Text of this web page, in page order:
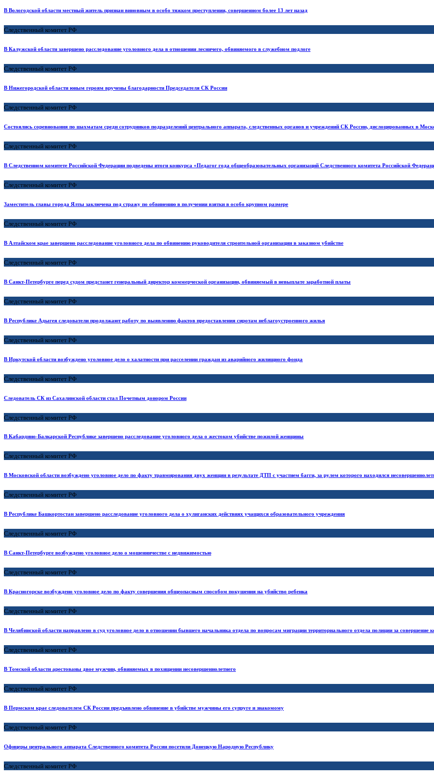
В Вологодской области местный житель признан виновным в особо тяжком преступлении, совершенном более 13 лет назад
Следственный комитет РФ
В Калужской области завершено расследование уголовного дела в отношении лесничего, обвиняемого в служебном подлоге
Следственный комитет РФ
В Нижегородской области юным героям вручены благодарности Председателя СК России
Следственный комитет РФ
Состоялись соревнования по шахматам среди сотрудников подразделений центрального аппарата, следственных органов и учреждений СК России, дислоцированных в
Следственный комитет РФ
В Следственном комитете Российской Федерации подведены итоги конкурса «Педагог года общеобразовательных организаций Следственного комитета Российской
Следственный комитет РФ
Заместитель главы города Ялты заключена под стражу по обвинению в получении взятки в особо крупном размере
Следственный комитет РФ
В Алтайском крае завершено расследование уголовного дела по обвинению руководителя строительной организации в заказном убийстве
Следственный комитет РФ
В Санкт-Петербурге перед судом предстанет генеральный директор коммерческой организации, обвиняемый в невыплате заработной платы
Следственный комитет РФ
В Республике Адыгея следователи продолжают работу по выявлению фактов предоставления сиротам неблагоустроенного жилья
Следственный комитет РФ
В Иркутской области возбуждено уголовное дело о халатности при расселении граждан из аварийного жилищного фонда
Следственный комитет РФ
Следователь СК из Сахалинской области стал Почетным донором России
Следственный комитет РФ
В Кабардино-Балкарской Республике завершено расследование уголовного дела о жестоком убийстве пожилой женщины
Следственный комитет РФ
В Московской области возбуждено уголовное дело по факту травмирования двух женщин в результате ДТП с участием багги, за рулем которого находился
Следственный комитет РФ
В Республике Башкортостан завершено расследование уголовного дела о хулиганских действиях учащихся образовательного учреждения
Следственный комитет РФ
В Санкт-Петербурге возбуждено уголовное дело о мошенничестве с недвижимостью
Следственный комитет РФ
В Красногорске возбуждено уголовное дело по факту совершения общеопасным способом покушения на убийство ребенка
Следственный комитет РФ
В Челябинской области направлено в суд уголовное дело в отношении бывшего начальника отдела по вопросам миграции территориального отдела полиции за совершение
Следственный комитет РФ
В Томской области арестованы двое мужчин, обвиняемых в похищении несовершеннолетнего
Следственный комитет РФ
В Пермском крае следователем СК России предъявлено обвинение в убийстве мужчины его супруге и знакомому
Следственный комитет РФ
Офицеры центрального аппарата Следственного комитета России посетили Донецкую Народную Республику
Следственный комитет РФ